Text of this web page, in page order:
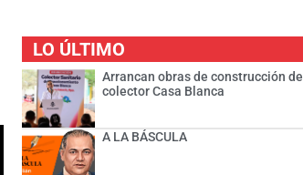
LO ÚLTIMO
Arrancan obras de construcción del
colector Casa Blanca
A LA BÁSCULA